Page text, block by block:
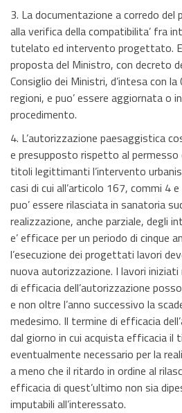
3. La documentazione a corredo del
alla verifica della compatibilita’ fra
tutelato ed intervento progettato.
proposta del Ministro, con decreto
Consiglio dei Ministri, d’intesa con
regioni, e puo’ essere aggiornata o
procedimento.
4. L’autorizzazione paesaggistica
e presupposto rispetto al
titoli legittimanti l’intervento
casi di cui all’articolo 167, commi 4
puo’ essere rilasciata in sanatoria
realizzazione, anche parziale, degli
e’ efficace per un periodo di cinque
l’esecuzione dei progettati lavori
nuova autorizzazione. I lavori iniziati
di efficacia dell’autorizzazione
e non oltre l’anno successivo la
medesimo. Il termine di efficacia
dal giorno in cui acquista efficacia il
eventualmente necessario per la
a meno che il ritardo in ordine al
efficacia di quest’ultimo non sia
imputabili all’interessato.